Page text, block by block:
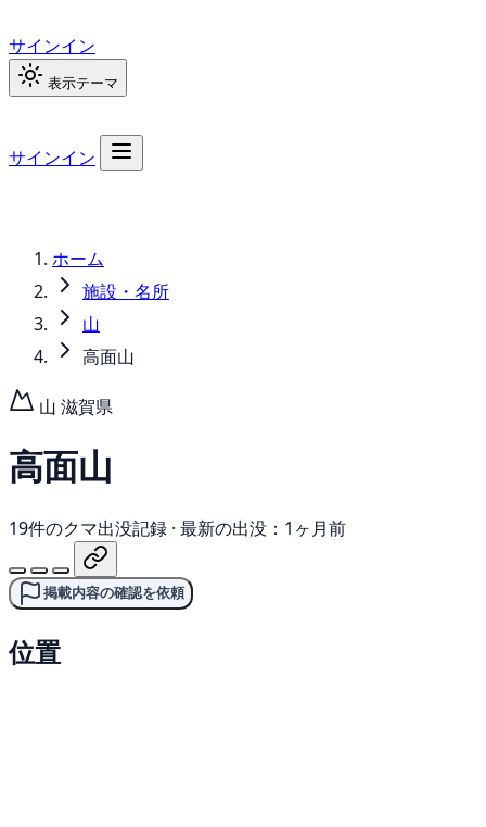
サインイン
表示テーマ
サインイン
ホーム
施設・名所
山
高面山
山 滋賀県
高面山
19件のクマ出没記録 · 最新の出没：1ヶ月前
掲載内容の確認を依頼
位置